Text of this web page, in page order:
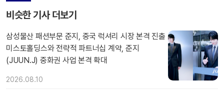
비슷한 기사 더보기
삼성물산 패션부문 준지, 중국 럭셔리 시장 본격 진출
미스토홀딩스와 전략적 파트너십 계약, 준지
(JUUN.J) 중화권 사업 본격 확대
2026.08.10